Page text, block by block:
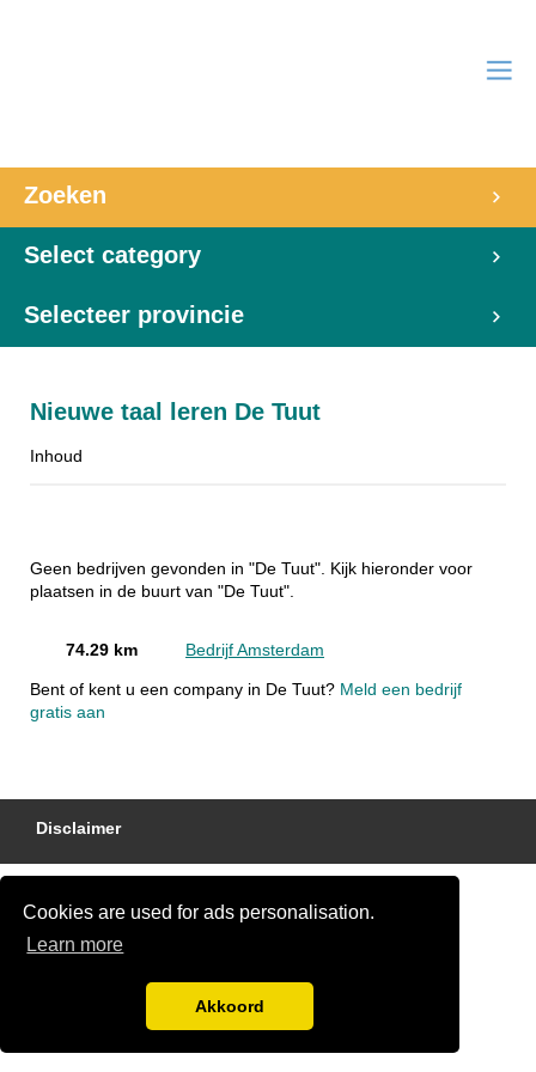
Cookies are used for ads personalisation.
Learn more
Akkoord
Zoeken
Select category
Selecteer provincie
Nieuwe taal leren De Tuut
Inhoud
Geen bedrijven gevonden in "De Tuut". Kijk hieronder voor
plaatsen in de buurt van "De Tuut".
74.29 km Bedrijf Amsterdam
Bent of kent u een company in De Tuut? Meld een bedrijf
gratis aan
Disclaimer